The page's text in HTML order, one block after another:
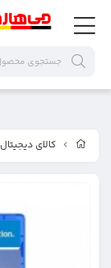
کالای دیجیتال